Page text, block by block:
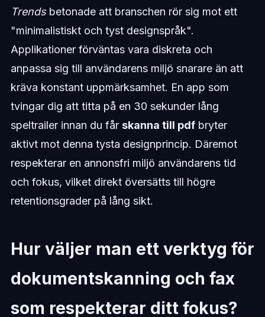
Trendsbetonade att branschen rör sig mot ett
"minimalistiskt och tyst designspråk".
Applikationer förväntas vara diskreta och
anpassa sig till användarens miljö snarare än att
kräva konstant uppmärksamhet. En app som
tvingar dig att titta på en 30 sekunder lång
speltrailer innan du får skanna till pdfbryter
aktivt mot denna tysta designprincip. Däremot
respekterar en annonsfri miljö användarens tid
och fokus, vilket direkt översätts till högre
retentionsgrader på lång sikt.
Hur väljer man ett verktyg för
dokumentskanning och fax
som respekterar ditt fokus?